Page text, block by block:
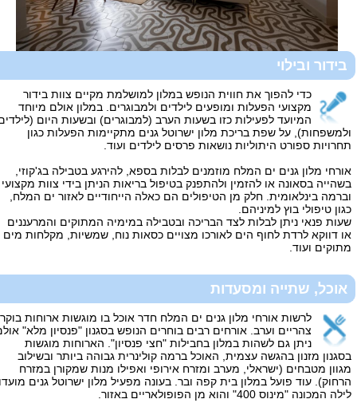
בידור ובילוי
כדי להפוך את חווית הנופש במלון למושלמת מקיים צוות בידור
מקצועי הפעלות ומופעים לילדים ולמבוגרים. במלון אולם מיוחד
המיועד לפעילות כזו בשעות הערב (למבוגרים) ובשעות היום (לילדים
ולמשפחות), על שפת בריכת מלון ישרוטל גנים מתקיימות הפעלות כגון
תחרויות ספורט היתוליות נושאות פרסים לילדים ועוד.
אורחי מלון גנים ים המלח מוזמנים לבלות בספא, להירגע בטבילה בג'קוזי,
בשהייה בסאונה או להזמין ולהתפנק בטיפול בריאות הניתן בידי צוות מקצועי
וברמה בינלאומית. חלק מן הטיפולים הם כאלה הייחודיים לאזור ים המלח,
כגון טיפולי בוץ למיניהם.
שעות פנאי ניתן לבלות לצד הבריכה ובטבילה במימיה המתוקים והמרעננים
או דווקא לרדת לחוף הים לאורכו מצויים כסאות נוח, שמשיות, מקלחות מים
מתוקים ועוד.
אוכל, שתייה ומסעדות
לרשות אורחי מלון גנים ים המלח חדר אוכל בו מוגשות ארוחות בוקר,
צהריים וערב. אורחים רבים בוחרים הנופש בסגנון "פנסיון מלא" אולם
ניתן גם לשהות במלון בחבילות "חצי פנסיון". הארוחות מוגשות
בסגנון מזנון בהגשה עצמית, האוכל ברמה קולינרית גבוהה ביותר ובשילוב
מגוון מטבחים (ישראלי, מערב ומזרח אירופי ואפילו מנות שמקורן במזרח
הרחוק). עוד פועל במלון בית קפה ובר. בעונה מפעיל מלון ישרוטל גנים מועדון
לילה המכונה "מינוס 400" והוא מן הפופולאריים באזור.